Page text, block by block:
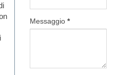
Messaggio *